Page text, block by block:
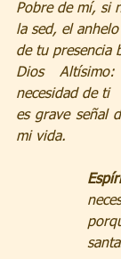
Pobre de mí, si
la sed, el
de tu presencia
Dios
necesidad de ti
es grave señal
mi vida.